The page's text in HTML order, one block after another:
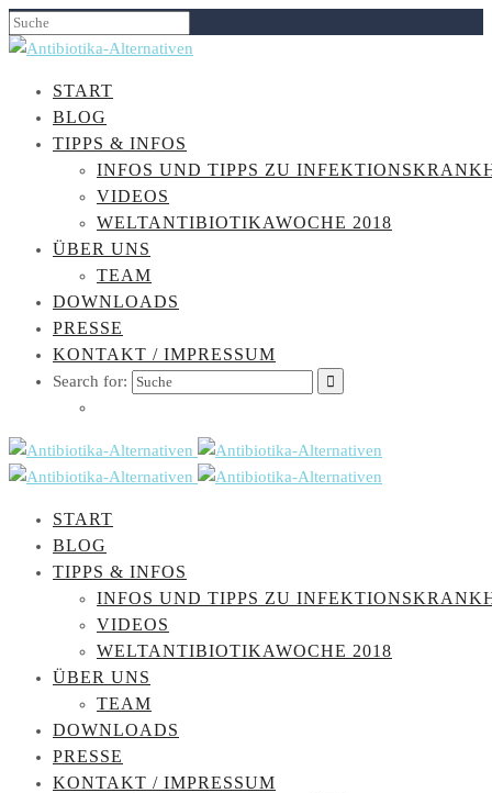
START
BLOG
TIPPS & INFOS
INFOS UND TIPPS ZU
VIDEOS
WELTANTIBIOTIKAWOCHE 2018
ÜBER UNS
TEAM
DOWNLOADS
PRESSE
KONTAKT / IMPRESSUM
Search for:
START
BLOG
TIPPS & INFOS
INFOS UND TIPPS ZU
VIDEOS
WELTANTIBIOTIKAWOCHE 2018
ÜBER UNS
TEAM
DOWNLOADS
PRESSE
KONTAKT / IMPRESSUM